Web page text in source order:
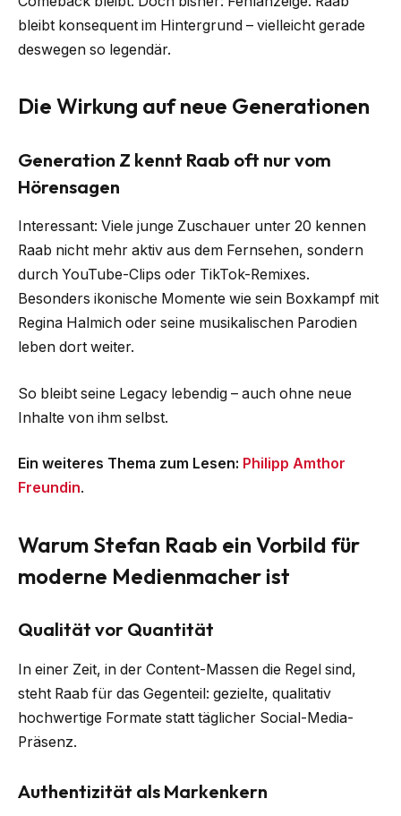
bleibt konsequent im Hintergrund – vielleicht gerade
deswegen so legendär.
Die Wirkung auf neue Generationen
Generation Z kennt Raab oft nur vom
Hörensagen
Interessant: Viele junge Zuschauer unter 20 kennen
Raab nicht mehr aktiv aus dem Fernsehen, sondern
durch YouTube-Clips oder TikTok-Remixes.
Besonders ikonische Momente wie sein Boxkampf mit
Regina Halmich oder seine musikalischen Parodien
leben dort weiter.
So bleibt seine Legacy lebendig – auch ohne neue
Inhalte von ihm selbst.
Ein weiteres Thema zum Lesen: Philipp Amthor
Freundin.
Warum Stefan Raab ein Vorbild für
moderne Medienmacher ist
Qualität vor Quantität
In einer Zeit, in der Content-Massen die Regel sind,
steht Raab für das Gegenteil: gezielte, qualitativ
hochwertige Formate statt täglicher Social-Media-
Präsenz.
Authentizität als Markenkern